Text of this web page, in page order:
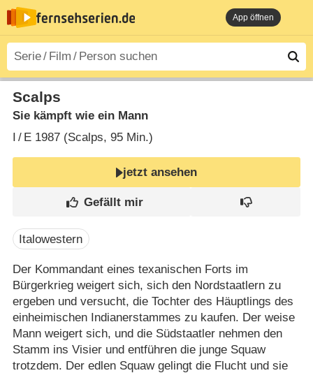
App öffnen
Scalps
Sie kämpft wie ein Mann
/ E1987 (Scalps‎, 95 Min.)
jetzt ansehen
Italowestern
Der Kommandant eines texanischen Forts im
Bürgerkrieg weigert sich, sich den Nordstaatlern zu
ergeben und versucht, die Tochter des Häuptlings des
einheimischen Indianerstammes zu kaufen. Der weise
Mann weigert sich, und die Südstaatler nehmen den
Stamm ins Visier und entführen die junge Squaw
trotzdem. Der edlen Squaw gelingt die Flucht und sie